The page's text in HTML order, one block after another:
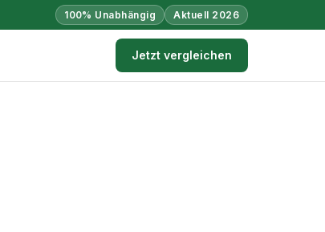
100% Unabhängig Aktuell 2026
Jetzt vergleichen